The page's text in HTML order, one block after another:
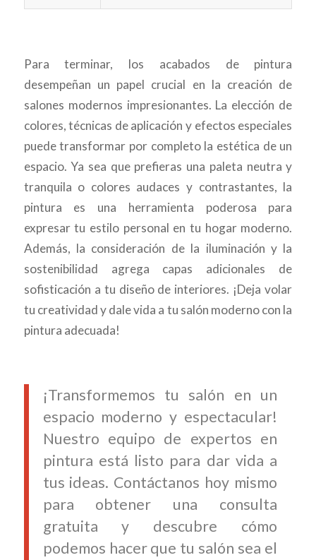
Para terminar, los acabados de pintura
desempeñan un papel crucial en la creación de
salones modernos impresionantes. La elección de
colores, técnicas de aplicación y efectos especiales
puede transformar por completo la estética de un
espacio. Ya sea que prefieras una paleta neutra y
tranquila o colores audaces y contrastantes, la
pintura es una herramienta poderosa para
expresar tu estilo personal en tu hogar moderno.
Además, la consideración de la iluminación y la
sostenibilidad agrega capas adicionales de
sofisticación a tu diseño de interiores. ¡Deja volar
tu creatividad y dale vida a tu salón moderno con la
pintura adecuada!
¡Transformemos tu salón en un
espacio moderno y espectacular!
Nuestro equipo de expertos en
pintura está listo para dar vida a
tus ideas. Contáctanos hoy mismo
para obtener una consulta
gratuita y descubre cómo
podemos hacer que tu salón sea el